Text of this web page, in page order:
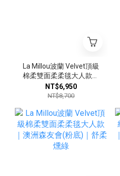
La Millou波蘭 Velvet頂級
棉柔雙面柔柔毯大人款｜
暖心抱抱熊｜舒柔米褐
NT$6,950
NT$8,700